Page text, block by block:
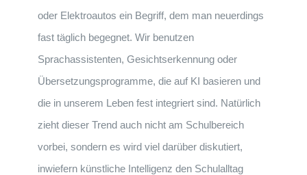
oder Elektroautos ein Begriff, dem man neuerdings
fast täglich begegnet. Wir benutzen
Sprachassistenten, Gesichtserkennung oder
Übersetzungsprogramme, die auf KI basieren und
die in unserem Leben fest integriert sind. Natürlich
zieht dieser Trend auch nicht am Schulbereich
vorbei, sondern es wird viel darüber diskutiert,
inwiefern künstliche Intelligenz den Schulalltag